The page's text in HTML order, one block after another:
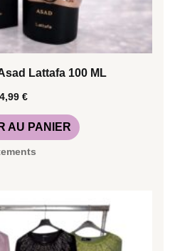
Lattafa 100 ML
€
AU PANIER
produit
a